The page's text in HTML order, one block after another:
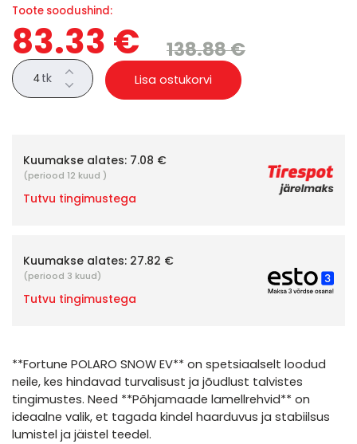
Toote soodushind:
83.33 € 138.88 €
tk Lisa ostukorvi
Kuumakse alates: 7.08 €
(periood 12 kuud )
Tutvu tingimustega
Kuumakse alates: 27.82 €
(periood 3 kuud)
Tutvu tingimustega
**Fortune POLARO SNOW EV** on spetsiaalselt loodud
neile, kes hindavad turvalisust ja jõudlust talvistes
tingimustes. Need **Põhjamaade lamellrehvid** on
ideaalne valik, et tagada kindel haarduvus ja stabiilsus
lumistel ja jäistel teedel.